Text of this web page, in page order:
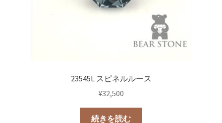
23545L スピネルルース
¥32,500
続きを読む